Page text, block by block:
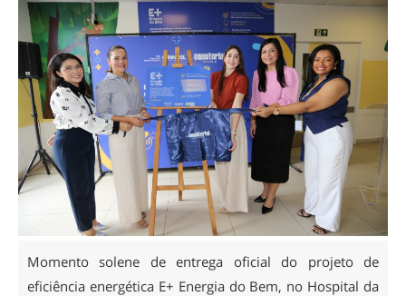
Momento solene de entrega oficial do projeto de
eficiência energética E+ Energia do Bem, no Hospital da